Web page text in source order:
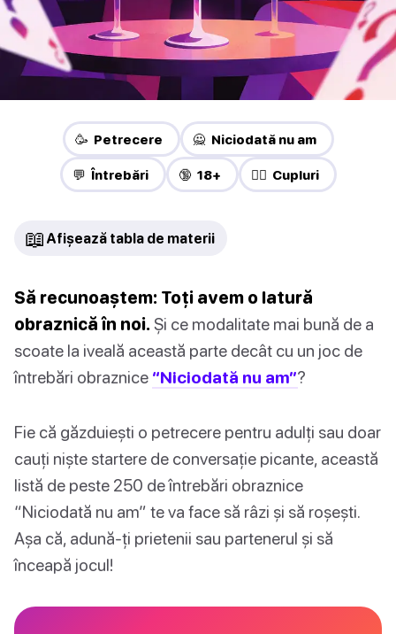
🥳 Petrecere 🙅 Niciodată nu am
💬 Întrebări 🔞 18+ ❤️‍🔥 Cupluri
📖 Afișează tabla de materii
Să recunoaștem: Toți avem o latură
obraznică în noi. Și ce modalitate mai bună de a
scoate la iveală această parte decât cu un joc de
întrebări obraznice “Niciodată nu am”?
Fie că găzduiești o petrecere pentru adulți sau doar
cauți niște startere de conversație picante, această
listă de peste 250 de întrebări obraznice
“Niciodată nu am” te va face să râzi și să roșești.
Așa că, adună-ți prietenii sau partenerul și să
înceapă jocul!